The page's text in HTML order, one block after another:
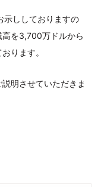
示ししておりますの
を3,700万ドルから
ります。
明させていただきま